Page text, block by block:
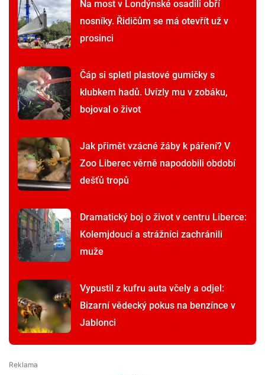
Na most v Londýnské osadili obří
nosníky. Řidičům se má otevřít už v
prosinci
Čáp si spletl plastové gumičky s
klubkem hadů. Uvízly mu v zobáku,
bojoval o život
Jak přimět vzácné žáby k páření? V
Zoo Liberec věrně napodobili období
dešťů tropů
Dramatický boj o život v centru Liberce:
Kolemjdoucí a strážníci zachránili
muže
Vypustil z kufru auta včely a odjel:
Bizarní vědecký pokus na benzínce v
Jablonci